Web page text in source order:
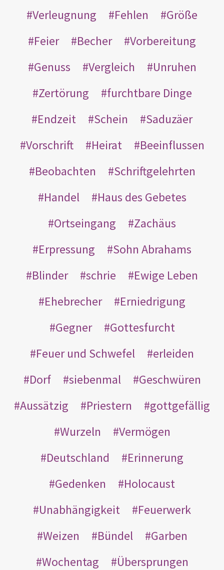
Verleugnung Fehlen
Größe
Feier
Becher
Vorbereitung
Genuss
Vergleich
Unruhen
Zertörung
furchtbare Dinge
Endzeit
Schein
Saduzäer
Vorschrift
Heirat
Beeinflussen
Beobachten
Schriftgelehrten
Handel
Haus des Gebetes
Ortseingang
Zachäus
Erpressung
Sohn Abrahams
Blinder
schrie
Ewige Leben
Ehebrecher
Erniedrigung
Gegner
Gottesfurcht
Feuer und Schwefel
erleiden
Dorf
siebenmal
Geschwüren
Aussätzig
Priestern
gottgefällig
Wurzeln
Vermögen
Deutschland
Erinnerung
Gedenken
Holocaust
Unabhängigkeit
Feuerwerk
Weizen
Bündel
Garben
Wochentag
Übersprungen